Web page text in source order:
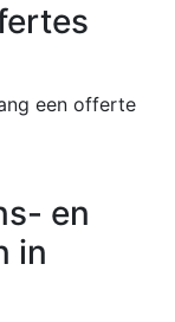
een offerte
en
in